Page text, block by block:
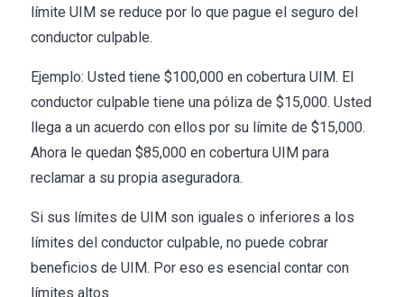
límite UIM se reduce por lo que pague el seguro del
conductor culpable.
Ejemplo: Usted tiene $100,000 en cobertura UIM. El
conductor culpable tiene una póliza de $15,000. Usted
llega a un acuerdo con ellos por su límite de $15,000.
Ahora le quedan $85,000 en cobertura UIM para
reclamar a su propia aseguradora.
Si sus límites de UIM son iguales o inferiores a los
límites del conductor culpable, no puede cobrar
beneficios de UIM. Por eso es esencial contar con
límites altos.